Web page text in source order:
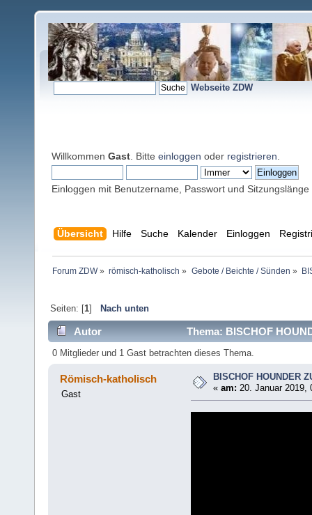
Webseite ZDW
Willkommen Gast . Bitte einloggen oder registrieren
Einloggen mit Benutzername, Passwort und Sitzungslänge
Übersicht Hilfe Suche Kalender Einloggen
Forum ZDW» römisch-katholisch » Gebote / Beichte / Sünden »
Seiten: [1] Nach unten
Autor Thema: BISCHOF
0 Mitglieder und 1 Gast betrachten dieses Thema.
Römisch-katholisch
Gast
BISCHOF HOUNDER
«am: 20. Januar 2019,